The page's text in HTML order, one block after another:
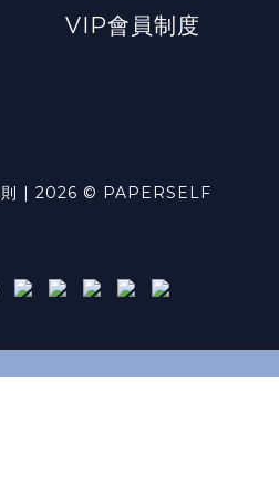
VIP會員制度
則 | 2026 © PAPERSELF